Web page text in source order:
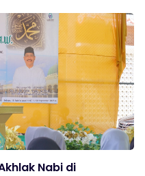
Nabi di